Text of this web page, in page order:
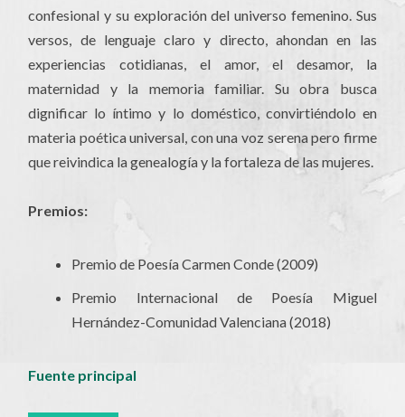
confesional y su exploración del universo femenino. Sus
versos, de lenguaje claro y directo, ahondan en las
experiencias cotidianas, el amor, el desamor, la
maternidad y la memoria familiar. Su obra busca
dignificar lo íntimo y lo doméstico, convirtiéndolo en
materia poética universal, con una voz serena pero firme
que reivindica la genealogía y la fortaleza de las mujeres.
Premios:
Premio de Poesía Carmen Conde (2009)
Premio Internacional de Poesía Miguel
Hernández-Comunidad Valenciana (2018)
Fuente principal